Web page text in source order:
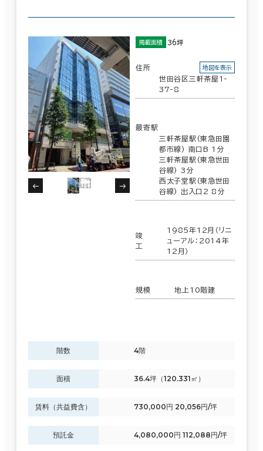
掲載面積 36坪
住所
世田谷区三軒茶屋1-
37-8
地図を表示
最寄駅
三軒茶屋駅(東急田園
都市線) 南口B 1分
三軒茶屋駅(東急世田
谷線) 3分
西太子堂駅(東急世田
谷線) 出入口2 8分
竣
工
1985年12月（リニ
ューアル：2014年
12月）
規模 地上10階建
階数 4階
面積 36.4坪（120.331㎡）
賃料（共益費含） 730,000円 20,056円/坪
預託金 4,080,000円 112,088円/坪